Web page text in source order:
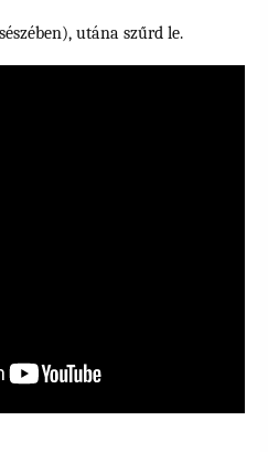
utána szűrd le.